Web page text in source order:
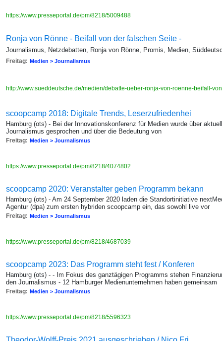
https://www.presseportal.de/pm/8218/5009488
Ronja von Rönne - Beifall von der falschen Seite -
Journalismus, Netzdebatten, Ronja von Rönne, Promis, Medien,
Freitag: Medien > Journalismus
http://www.sueddeutsche.de/medien/debatte-ueber-ronja-von-roenne-beifall-
scoopcamp 2018: Digitale Trends, Leserzufriedenhei
Hamburg (ots) - Bei der Innovationskonferenz für Medien wurde über
Journalismus gesprochen und über die Bedeutung von
Freitag: Medien > Journalismus
https://www.presseportal.de/pm/8218/4074802
scoopcamp 2020: Veranstalter geben Programm bekann
Hamburg (ots) - Am 24 September 2020 laden die Standortinitiative
Agentur (dpa) zum ersten hybriden scoopcamp ein, das sowohl live vor
Freitag: Medien > Journalismus
https://www.presseportal.de/pm/8218/4687039
scoopcamp 2023: Das Programm steht fest / Konferen
Hamburg (ots) - - Im Fokus des ganztägigen Programms stehen
den Journalismus - 12 Hamburger Medienunternehmen haben gemeinsam
Freitag: Medien > Journalismus
https://www.presseportal.de/pm/8218/5596323